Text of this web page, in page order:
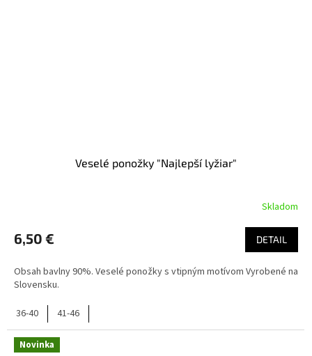
Veselé ponožky "Najlepší lyžiar"
Skladom
6,50 € DETAIL
Obsah bavlny 90%. Veselé ponožky s vtipným motívom Vyrobené na
Slovensku.
36-40 41-46
Novinka